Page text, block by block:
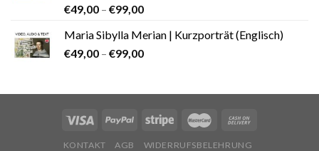
€49,00 – €99,00
Maria Sibylla Merian | Kurzporträt (Englisch)
€49,00 – €99,00
KONTAKT AGB
WIDERRUFSBELEHRUNG